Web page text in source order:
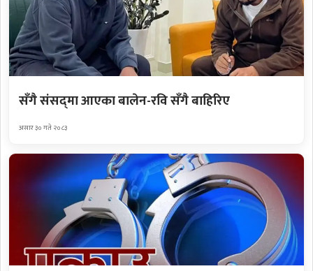
सँगै संसद्‌मा आएका बालेन-रवि सँगै बाहिरिए
असार ३० गते २०८३